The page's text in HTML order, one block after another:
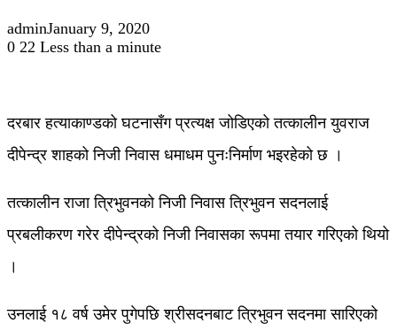
adminJanuary 9, 2020
0 22 Less than a minute
दरबार हत्याकाण्डको घटनासँग प्रत्यक्ष जोडिएको तत्कालीन युवराज
दीपेन्द्र शाहको निजी निवास धमाधम पुनःनिर्माण भइरहेको छ ।
तत्कालीन राजा त्रिभुवनको निजी निवास त्रिभुवन सदनलाई
प्रबलीकरण गरेर दीपेन्द्रको निजी निवासका रूपमा तयार गरिएको थियो
।
उनलाई १८ वर्ष उमेर पुगेपछि श्रीसदनबाट त्रिभुवन सदनमा सारिएको